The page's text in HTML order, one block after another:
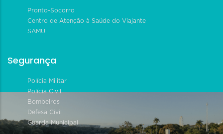
Pronto-Socorro
Centro de Atenção à Saúde do Viajante
SAMU
Segurança
Polícia Militar
Polícia Civil
Bombeiros
Defesa Civil
Guarda Municipal